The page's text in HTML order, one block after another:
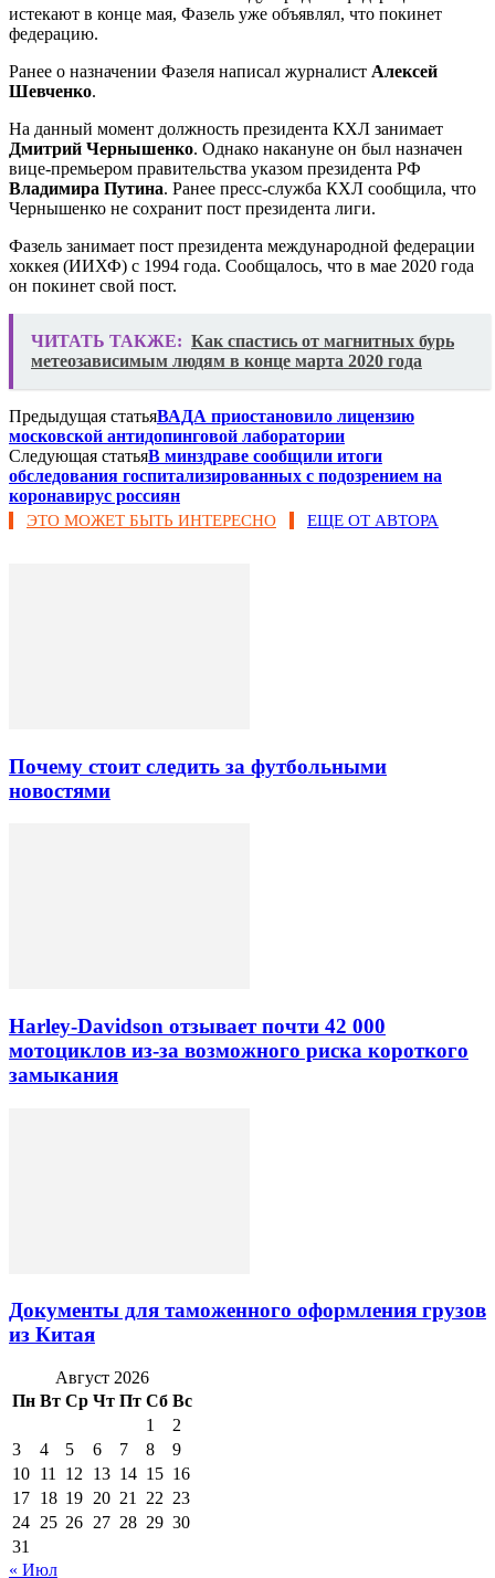
истекают в конце мая, Фазель уже объявлял, что покинет
федерацию.
Ранее о назначении Фазеля написал журналист Алексей
Шевченко.
На данный момент должность президента КХЛ занимает
Дмитрий Чернышенко. Однако накануне он был назначен
вице-премьером правительства указом президента РФ
Владимира Путина. Ранее пресс-служба КХЛ сообщила, что
Чернышенко не сохранит пост президента лиги.
Фазель занимает пост президента международной федерации
хоккея (ИИХФ) с 1994 года. Сообщалось, что в мае 2020 года
он покинет свой пост.
ЧИТАТЬ ТАКЖЕ: Как спастись от магнитных бурь
метеозависимым людям в конце марта 2020 года
Предыдущая статьяВАДА приостановило лицензию
московской антидопинговой лаборатории
Следующая статьяВ минздраве сообщили итоги
обследования госпитализированных с подозрением на
коронавирус россиян
ЭТО МОЖЕТ БЫТЬ ИНТЕРЕСНО ЕЩЕ ОТ АВТОРА
Почему стоит следить за футбольными
новостями
Harley-Davidson отзывает почти 42 000
мотоциклов из-за возможного риска короткого
замыкания
Документы для таможенного оформления грузов
из Китая
Август 2026
Пн Вт Ср Чт Пт Сб Вс
1
2
3
4 5 6 7 8
9
10 11 12 13 14 15 16
17 18 19 20 21 22 23
24 25 26 27 28 29 30
31
« Июл